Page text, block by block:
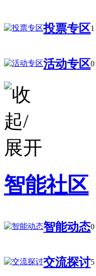
投票专区1
活动专区0
智能社区
智能动态0
交流探讨5